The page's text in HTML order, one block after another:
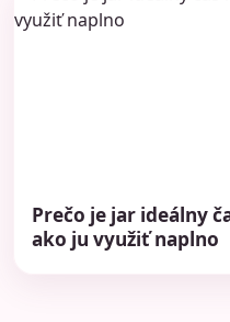
Prečo je jar ideálny
ako ju využiť naplno